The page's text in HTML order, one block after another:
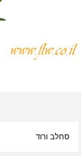
סחלב ורוד